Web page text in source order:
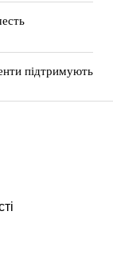
підтримують